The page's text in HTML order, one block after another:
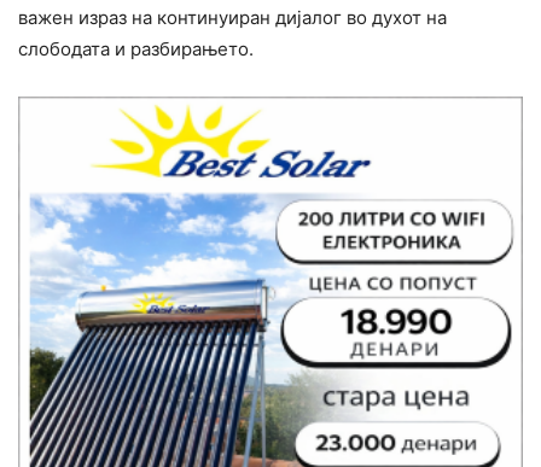
важен израз на континуиран дијалог во духот на
слободата и разбирањето.